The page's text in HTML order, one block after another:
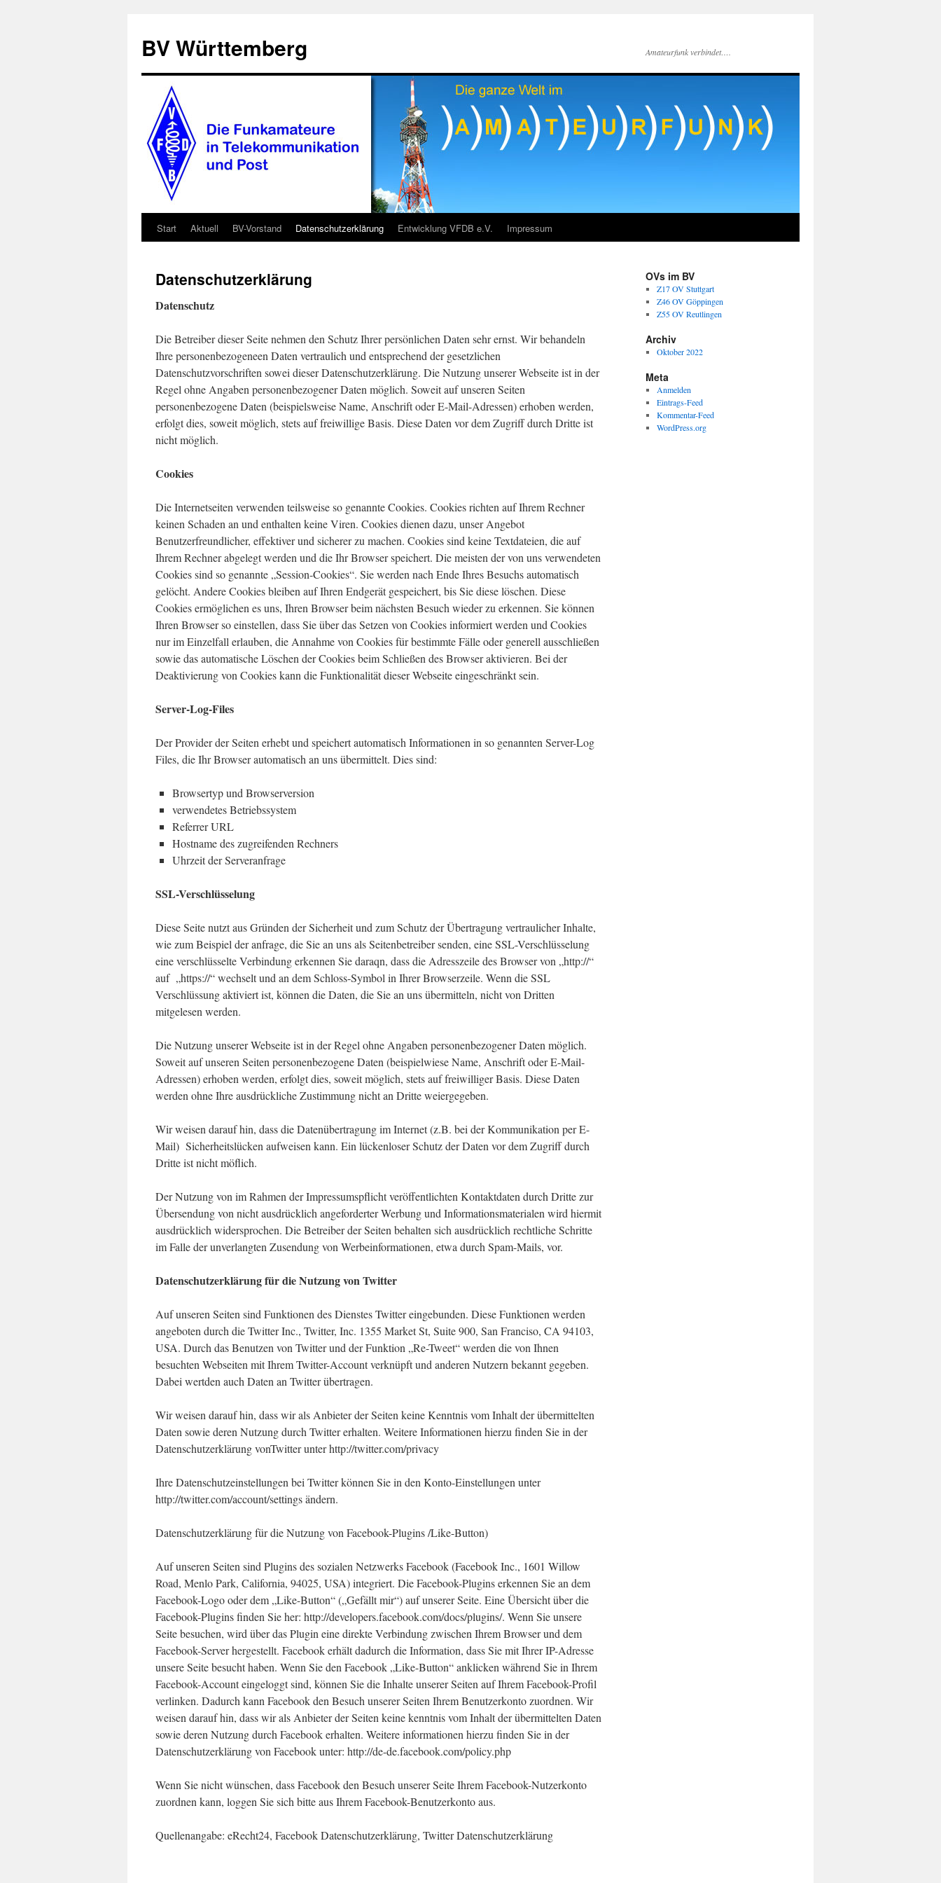
BV Württemberg Amateurfunk verbindet….
Zum
springen
Start Aktuell BV-Vorstand Datenschutzerklärung Entwicklung VFDB e.V. Impressum
Datenschutzerklärung
Datenschutz
Die Betreiber dieser Seite nehmen den Schutz Ihrer persönlichen Daten sehr ernst. Wir behandeln
Ihre personenbezogeneen Daten vertraulich und entsprechend der gesetzlichen
Datenschutzvorschriften sowei dieser Datenschutzerklärung. Die Nutzung unserer Webseite ist in der
Regel ohne Angaben personenbezogener Daten möglich. Soweit auf unseren Seiten
personenbezogene Daten (beispielsweise Name, Anschrift oder E-Mail-Adressen) erhoben werden,
erfolgt dies, soweit möglich, stets auf freiwillige Basis. Diese Daten vor dem Zugriff durch Dritte ist
nicht möglich.
Cookies
Die Internetseiten verwenden teilsweise so genannte Cookies. Cookies richten auf Ihrem Rechner
keinen Schaden an und enthalten keine Viren. Cookies dienen dazu, unser Angebot
Benutzerfreundlicher, effektiver und sicherer zu machen. Cookies sind keine Textdateien, die auf
Ihrem Rechner abgelegt werden und die Ihr Browser speichert. Die meisten der von uns verwendeten
Cookies sind so genannte „Session-Cookies“. Sie werden nach Ende Ihres Besuchs automatisch
gelöcht. Andere Cookies bleiben auf Ihren Endgerät gespeichert, bis Sie diese löschen. Diese
Cookies ermöglichen es uns, Ihren Browser beim nächsten Besuch wieder zu erkennen. Sie können
Ihren Browser so einstellen, dass Sie über das Setzen von Cookies informiert werden und Cookies
nur im Einzelfall erlauben, die Annahme von Cookies für bestimmte Fälle oder generell ausschließen
sowie das automatische Löschen der Cookies beim Schließen des Browser aktivieren. Bei der
Deaktivierung von Cookies kann die Funktionalität dieser Webseite eingeschränkt sein.
Server-Log-Files
Der Provider der Seiten erhebt und speichert automatisch Informationen in so genannten Server-Log
Files, die Ihr Browser automatisch an uns übermittelt. Dies sind:
Browsertyp und Browserversion
verwendetes Betriebssystem
Referrer URL
Hostname des zugreifenden Rechners
Uhrzeit der Serveranfrage
SSL-Verschlüsselung
Diese Seite nutzt aus Gründen der Sicherheit und zum Schutz der Übertragung vertraulicher Inhalte,
wie zum Beispiel der anfrage, die Sie an uns als Seitenbetreiber senden, eine SSL-Verschlüsselung
eine verschlüsselte Verbindung erkennen Sie daraqn, dass die Adresszeile des Browser von „http://“
auf „https://“ wechselt und an dem Schloss-Symbol in Ihrer Browserzeile. Wenn die SSL
Verschlüssung aktiviert ist, können die Daten, die Sie an uns übermitteln, nicht von Dritten
mitgelesen werden.
Die Nutzung unserer Webseite ist in der Regel ohne Angaben personenbezogener Daten möglich.
Soweit auf unseren Seiten personenbezogene Daten (beispielwiese Name, Anschrift oder E-Mail-
Adressen) erhoben werden, erfolgt dies, soweit möglich, stets auf freiwilliger Basis. Diese Daten
werden ohne Ihre ausdrückliche Zustimmung nicht an Dritte weiergegeben.
Wir weisen darauf hin, dass die Datenübertragung im Internet (z.B. bei der Kommunikation per E-
Mail) Sicherheitslücken aufweisen kann. Ein lückenloser Schutz der Daten vor dem Zugriff durch
Dritte ist nicht möflich.
Der Nutzung von im Rahmen der Impressumspflicht veröffentlichten Kontaktdaten durch Dritte zur
Übersendung von nicht ausdrücklich angeforderter Werbung und Informationsmaterialen wird hiermit
ausdrücklich widersprochen. Die Betreiber der Seiten behalten sich ausdrücklich rechtliche Schritte
im Falle der unverlangten Zusendung von Werbeinformationen, etwa durch Spam-Mails, vor.
Datenschutzerklärung für die Nutzung von Twitter
Auf unseren Seiten sind Funktionen des Dienstes Twitter eingebunden. Diese Funktionen werden
angeboten durch die Twitter Inc., Twitter, Inc. 1355 Market St, Suite 900, San Franciso, CA 94103,
USA. Durch das Benutzen von Twitter und der Funktion „Re-Tweet“ werden die von Ihnen
besuchten Webseiten mit Ihrem Twitter-Account verknüpft und anderen Nutzern bekannt gegeben.
Dabei wertden auch Daten an Twitter übertragen.
Wir weisen darauf hin, dass wir als Anbieter der Seiten keine Kenntnis vom Inhalt der übermittelten
Daten sowie deren Nutzung durch Twitter erhalten. Weitere Informationen hierzu finden Sie in der
Datenschutzerklärung vonTwitter unter http://twitter.com/privacy
Ihre Datenschutzeinstellungen bei Twitter können Sie in den Konto-Einstellungen unter
http://twitter.com/account/settings ändern.
Datenschutzerklärung für die Nutzung von Facebook-Plugins /Like-Button)
Auf unseren Seiten sind Plugins des sozialen Netzwerks Facebook (Facebook Inc., 1601 Willow
Road, Menlo Park, California, 94025, USA) integriert. Die Facebook-Plugins erkennen Sie an dem
Facebook-Logo oder dem „Like-Button“ („Gefällt mir“) auf unserer Seite. Eine Übersicht über die
Facebook-Plugins finden Sie her: http://developers.facebook.com/docs/plugins/. Wenn Sie unsere
Seite besuchen, wird über das Plugin eine direkte Verbindung zwischen Ihrem Browser und dem
Facebook-Server hergestellt. Facebook erhält dadurch die Information, dass Sie mit Ihrer IP-Adresse
unsere Seite besucht haben. Wenn Sie den Facebook „Like-Button“ anklicken während Sie in Ihrem
Facebook-Account eingeloggt sind, können Sie die Inhalte unserer Seiten auf Ihrem Facebook-Profil
verlinken. Dadurch kann Facebook den Besuch unserer Seiten Ihrem Benutzerkonto zuordnen. Wir
weisen darauf hin, dass wir als Anbieter der Seiten keine kenntnis vom Inhalt der übermittelten Daten
sowie deren Nutzung durch Facebook erhalten. Weitere informationen hierzu finden Sie in der
Datenschutzerklärung von Facebook unter: http://de-de.facebook.com/policy.php
Wenn Sie nicht wünschen, dass Facebook den Besuch unserer Seite Ihrem Facebook-Nutzerkonto
zuordnen kann, loggen Sie sich bitte aus Ihrem Facebook-Benutzerkonto aus.
Quellenangabe: eRecht24, Facebook Datenschutzerklärung, Twitter Datenschutzerklärung
OVs im BV
Z17 OV Stuttgart
Z46 OV Göppingen
Z55 OV Reutlingen
Archiv
Oktober 2022
Meta
Anmelden
Eintrags-Feed
Kommentar-Feed
WordPress.org